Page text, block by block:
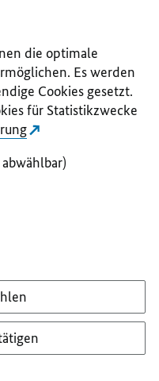
die optimale
Es werden
Cookies gesetzt.
für Statistikzwecke